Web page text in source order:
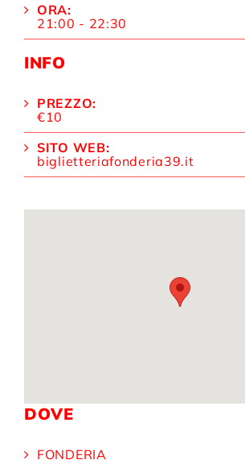
ORA:
21:00 - 22:30
INFO
PREZZO:
€10
SITO WEB:
biglietteriafonderia39.it
DOVE
FONDERIA